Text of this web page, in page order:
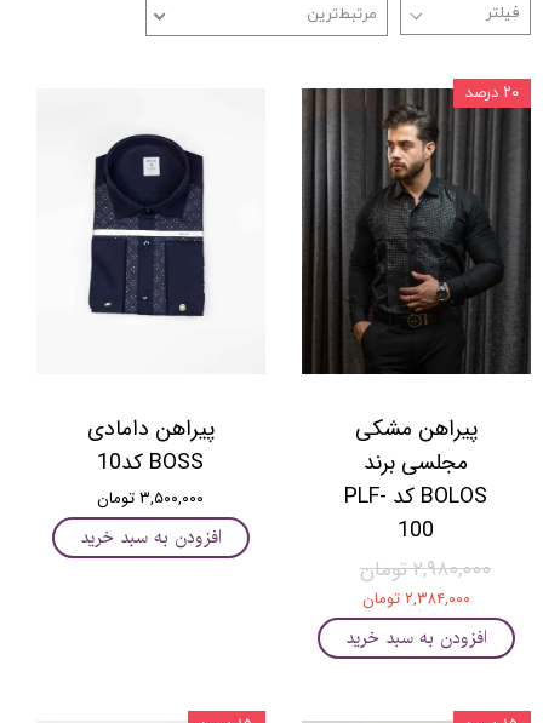
مرتبط‌ترین
پیراهن مشکی
مجلسی برند
BOLOS کد PLF-
100
۲,۹۸۰,۰۰۰ تومان
۲,۳۸۴,۰۰۰ تومان
افزودن به سبد خرید
۲۰ درصد
پیراهن دامادی
BOSS کد10
۳,۵۰۰,۰۰۰ تومان
افزودن به سبد خرید